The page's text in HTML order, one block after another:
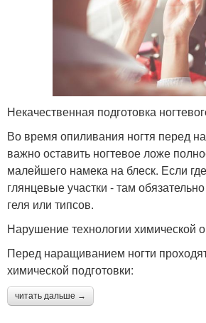
Некачественная подготовка
Во время опиливания ногтя перед
важно оставить ногтевое ложе
малейшего намека на блеск. Если
глянцевые участки - там
геля или типсов.
Нарушение технологии химической
Перед наращиванием ногти
химической подготовки:
читать дальше →